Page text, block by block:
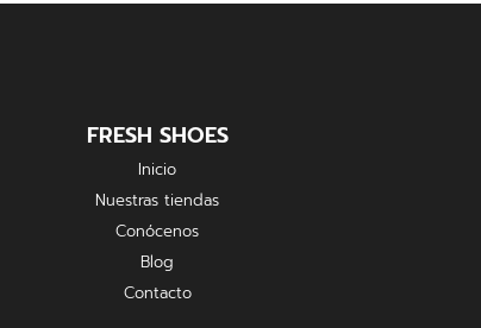
FRESH SHOES
Inicio
Nuestras tiendas
Conócenos
Blog
Contacto